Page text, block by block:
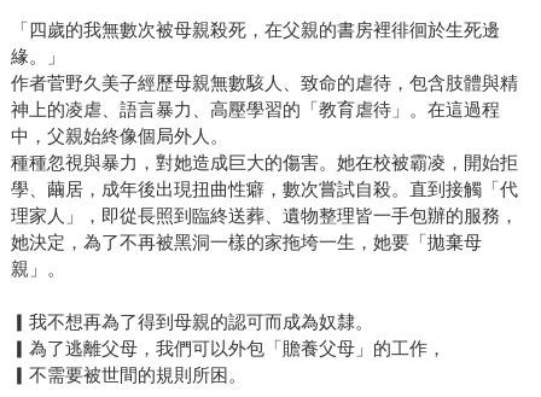
「四歲的我無數次被母親殺死，在父親的書房裡徘徊於生死邊
緣。」
作者菅野久美子經歷母親無數駭人、致命的虐待，包含肢體與精
神上的凌虐、語言暴力、高壓學習的「教育虐待」。在這過程
中，父親始終像個局外人。
種種忽視與暴力，對她造成巨大的傷害。她在校被霸凌，開始拒
學、繭居，成年後出現扭曲性癖，數次嘗試自殺。直到接觸「代
理家人」，即從長照到臨終送葬、遺物整理皆一手包辦的服務，
她決定，為了不再被黑洞一樣的家拖垮一生，她要「拋棄母
親」。
▎我不想再為了得到母親的認可而成為奴隸。
▎為了逃離父母，我們可以外包「贍養父母」的工作，
▎不需要被世間的規則所困。